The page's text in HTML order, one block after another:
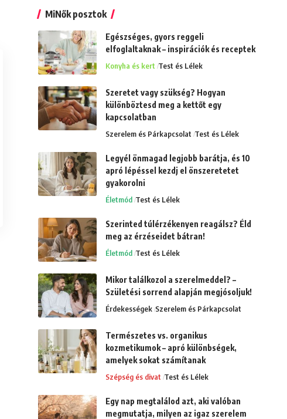
MiNők posztok
Egészséges, gyors reggeli
elfoglaltaknak – inspirációk és receptek
Konyha és kert Test és Lélek
Szeretet vagy szükség? Hogyan
különböztesd meg a kettőt egy
kapcsolatban
Szerelem és Párkapcsolat Test és Lélek
Legyél önmagad legjobb barátja, és 10
apró lépéssel kezdj el önszeretetet
gyakorolni
Életmód Test és Lélek
Szerinted túlérzékenyen reagálsz? Éld
meg az érzéseidet bátran!
Életmód Test és Lélek
Mikor találkozol a szerelmeddel? –
Születési sorrend alapján megjósoljuk!
Érdekességek Szerelem és Párkapcsolat
Természetes vs. organikus
kozmetikumok – apró különbségek,
amelyek sokat számítanak
Szépség és divat Test és Lélek
Egy nap megtalálod azt, aki valóban
megmutatja, milyen az igaz szerelem